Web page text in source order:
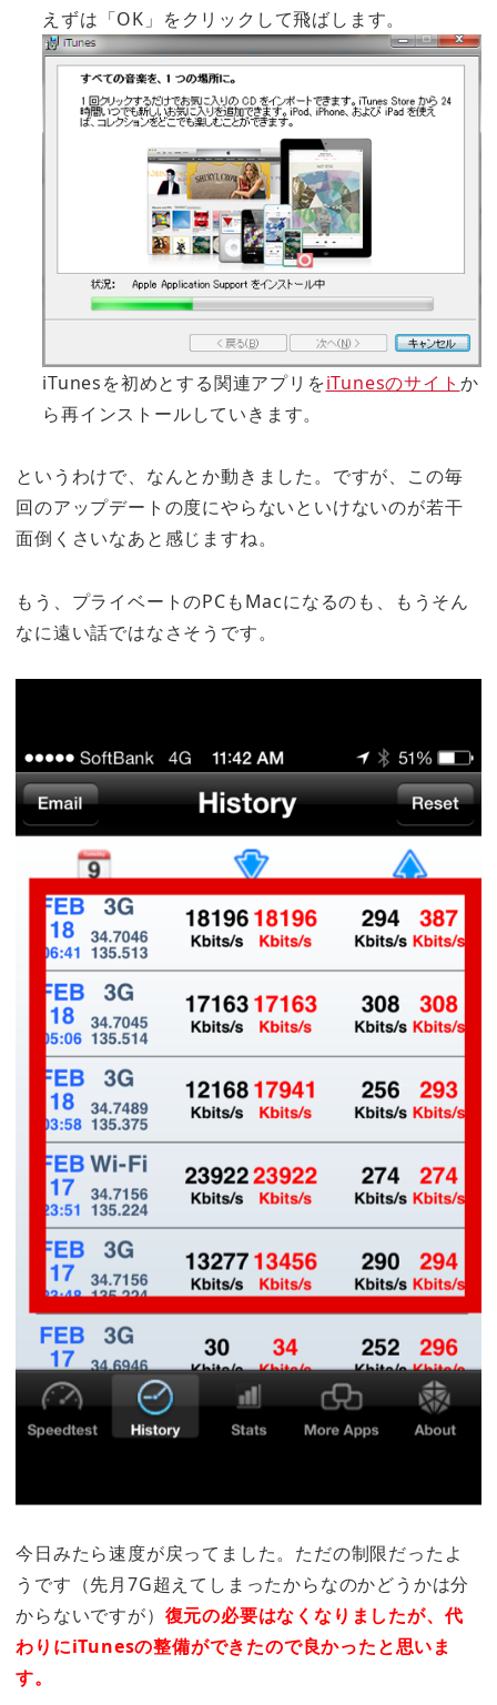
えずは「OK」をクリックして飛ばします。
iTunesを初めとする関連アプリをiTunesのサイト か
ら再インストールしていきます。
というわけで、なんとか動きました。ですが、この毎
回のアップデートの度にやらないといけないのが若干
面倒くさいなあと感じますね。
もう、プライベートのPCもMacになるのも、もうそん
なに遠い話ではなさそうです。
今日みたら速度が戻ってました。ただの制限だったよ
うです（先月7G超えてしまったからなのかどうかは分
からないですが） 復元の必要はなくなりましたが、代
わりにiTunesの整備ができたので良かったと思いま
す。